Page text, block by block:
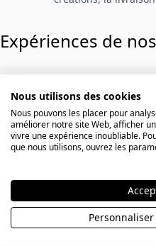
Expériences de
Réponse
livraison dans
irréprochable.
Nous utilisons des cookies
Nous pouvons les placer pour
améliorer notre site Web, afficher
vivre une expérience inoubliable.
que nous utilisons, ouvrez les